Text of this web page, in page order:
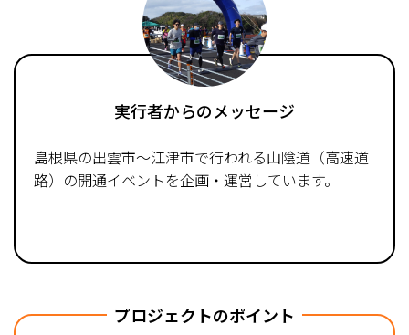
実行者からのメッセージ
島根県の出雲市～江津市で行われる山陰道（高速道
路）の開通イベントを企画・運営しています。
プロジェクトのポイント